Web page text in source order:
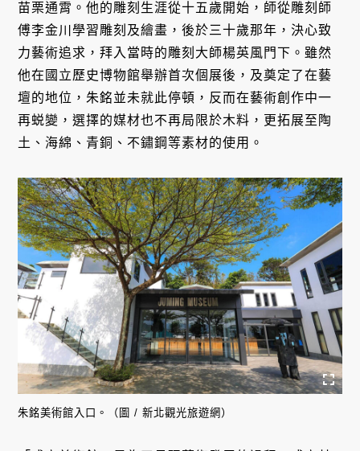
苗栗通霄。他的雕刻生涯從十五歲開始，師從雕刻師
傅李金川學習雕刻及繪畫，後於三十歲那年，決心致
力藝術追求，拜入當時的雕刻大師楊英風門下。雖然
他在國立歷史博物館舉辦首次個展後，及奠定了在藝
壇的地位，朱銘並未就此停頓，反而在藝術創作中一
再蜕變，選擇的媒材也不再局限於木料，更拓展至陶
土、海綿、青銅、不鏽鋼等素材的使用。
朱銘美術館入口。（圖 / 新北觀光旅遊網）